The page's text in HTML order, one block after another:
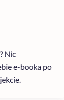
Nic
e-booka po